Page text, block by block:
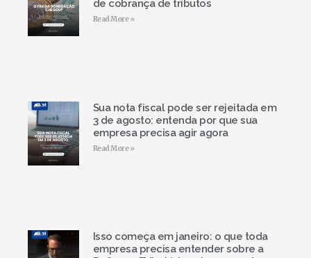
de cobrança de tributos
Read More »
Sua nota fiscal pode ser rejeitada em
3 de agosto: entenda por que sua
empresa precisa agir agora
Read More »
Isso começa em janeiro: o que toda
empresa precisa entender sobre a